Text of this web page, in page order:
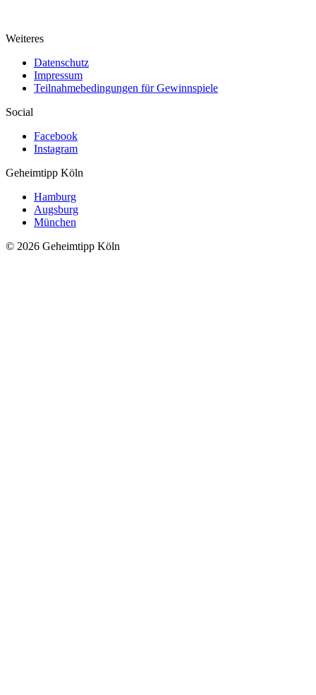
Weiteres
Datenschutz
Impressum
Teilnahmebedingungen für Gewinnspiele
Social
Facebook
Instagram
Geheimtipp Köln
Hamburg
Augsburg
München
© 2026 Geheimtipp Köln